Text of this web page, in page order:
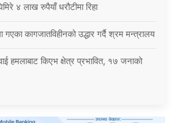
४ लाख रुपैयाँ धरौटीमा रिहा
गएका कागजातविहीनको उद्धार गर्दै श्रम मन्त्रालय
हमलाबाट किएभ क्षेत्र प्रभावित, १७ जनाको